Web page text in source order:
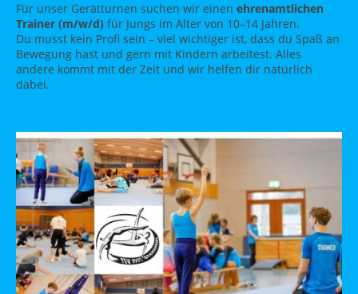
Für unser Gerätturnen suchen wir einen ehrenamtlichen
Trainer (m/w/d) für Jungs im Alter von 10–14 Jahren.
Du musst kein Profi sein – viel wichtiger ist, dass du Spaß an
Bewegung hast und gern mit Kindern arbeitest. Alles
andere kommt mit der Zeit und wir helfen dir natürlich
dabei.